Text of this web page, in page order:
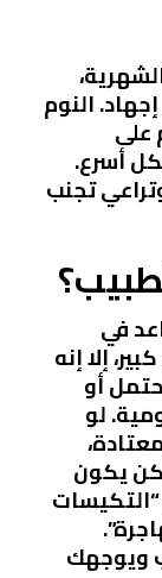
النوم
على
أسرع.
تجنب
في
إلا إنه
أو
لو
يكون
ويوجهك